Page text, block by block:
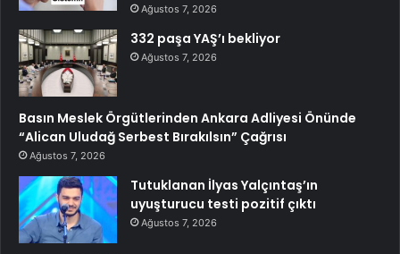
Ağustos 7, 2026
332 paşa YAŞ’ı bekliyor
Ağustos 7, 2026
Basın Meslek Örgütlerinden Ankara Adliyesi Önünde
“Alican Uludağ Serbest Bırakılsın” Çağrısı
Ağustos 7, 2026
Tutuklanan İlyas Yalçıntaş’ın
uyuşturucu testi pozitif çıktı
Ağustos 7, 2026